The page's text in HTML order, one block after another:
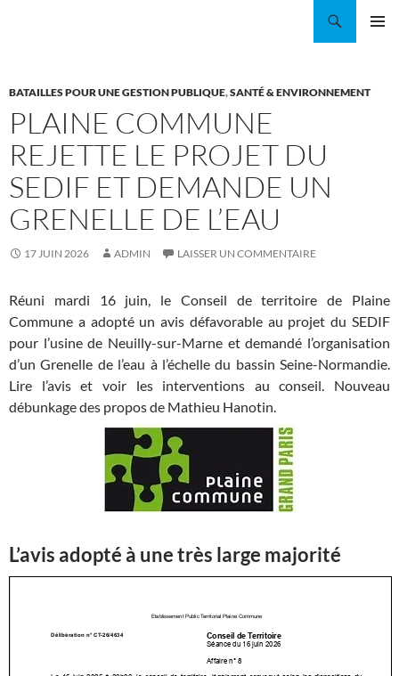
BATAILLES POUR UNE GESTION PUBLIQUE,SANTÉ & ENVIRONNEMENT
PLAINE COMMUNE
REJETTE LE PROJET DU
SEDIF ET DEMANDE UN
GRENELLE DE L’EAU
17 JUIN 2026 ADMIN LAISSER UN COMMENTAIRE
Réuni mardi 16 juin, le Conseil de territoire de Plaine
Commune a adopté un avis défavorable au projet du SEDIF
pour l’usine de Neuilly-sur-Marne et demandé l’organisation
d’un Grenelle de l’eau à l’échelle du bassin Seine-Normandie.
Lire l’avis et voir les interventions au conseil. Nouveau
débunkage des propos de Mathieu Hanotin.
L’avis adopté à une très large majorité